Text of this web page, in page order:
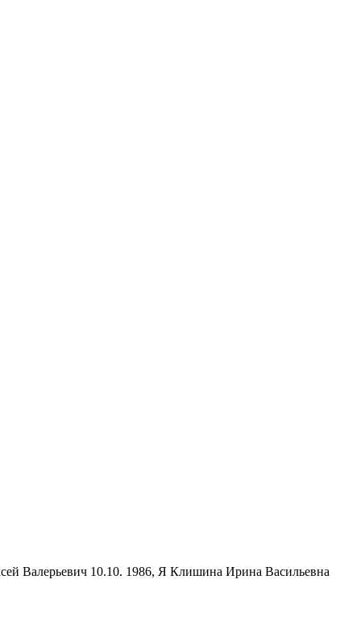
Валерьевич 10.10. 1986, Я Клишина Ирина Васильевна